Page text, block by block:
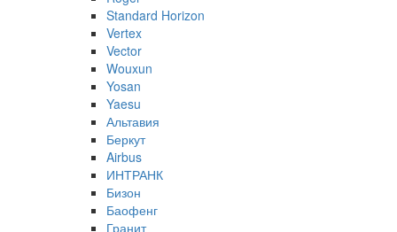
Standard Horizon
Vertex
Vector
Wouxun
Yosan
Yaesu
Альтавия
Беркут
Airbus
ИНТРАНК
Бизон
Баофенг
Гранит